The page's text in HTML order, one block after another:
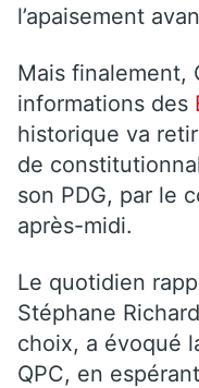
l’apaisement
Mais finalement,
informations des
historique va
de
son PDG, par le
après-midi.
Le quotidien
Stéphane
choix, a évoqué
QPC, en